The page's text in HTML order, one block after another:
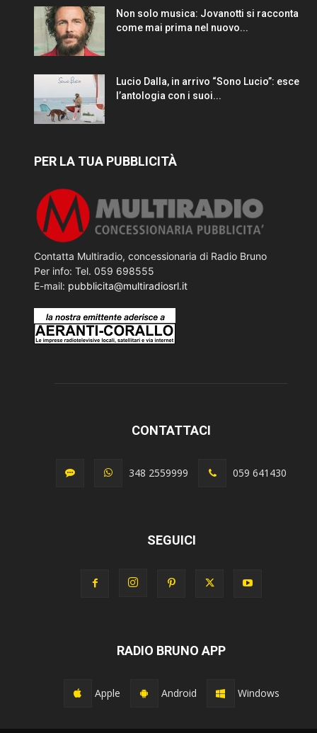
Non solo musica: Jovanotti si racconta
come mai prima nel nuovo...
Lucio Dalla, in arrivo “Sono Lucio”: esce
l’antologia con i suoi...
PER LA TUA PUBBLICITÀ
Contatta Multiradio, concessionaria di Radio Bruno
Per info: Tel. 059 698555
E-mail: pubblicita@multiradiosrl.it
CONTATTACI
348 2559999 059 641430
SEGUICI
RADIO BRUNO APP
Apple Android Windows